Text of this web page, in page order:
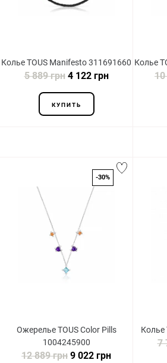
Колье TOUS Manifesto 311691660
5 889 грн4 122 грн
КУПИТЬ
Колье
10
-30%
Ожерелье TOUS Color Pills
1004245900
12 889 грн 9 022 грн
Колье
7